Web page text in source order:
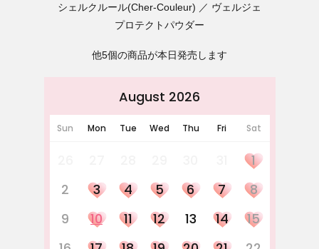
シェルクルール(Cher-Couleur)
ヴェルジェ
プロテクトパウダー
他5個の商品が本日発売します
August 2026
Sun Mon Tue Wed Thu Fri Sat
1
2
3 4 5 6 7
8
9
10 11 12 13 14
15